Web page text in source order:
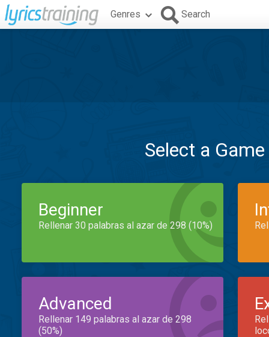
Genres Search
Select a
Beginner
Rellenar 30 palabras al azar de 298 (10%)
Advanced
Rellenar 149 palabras al azar de 298
(50%)